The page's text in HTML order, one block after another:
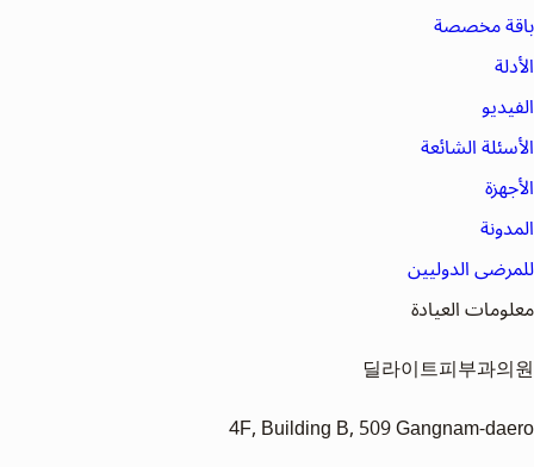
باقة مخصصة
الأدلة
الفيديو
الأسئلة الشائعة
الأجهزة
المدونة
للمرضى الدوليين
معلومات العيادة
딜라이트피부과의원
4F, Building B, 509 Gangnam-daero